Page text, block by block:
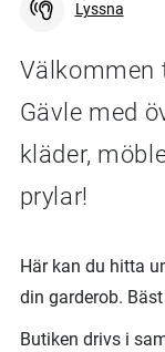
Lyssna
Välkommen
Gävle med
kläder,
prylar!
Här kan du hitta
din garderob.
Butiken drivs i